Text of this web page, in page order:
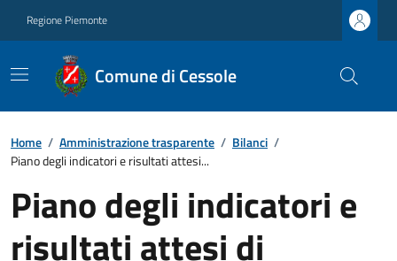
Regione Piemonte
Comune di Cessole
Home / Amministrazione trasparente / Bilanci /
Piano degli indicatori e risultati attesi...
Piano degli indicatori e
risultati attesi di